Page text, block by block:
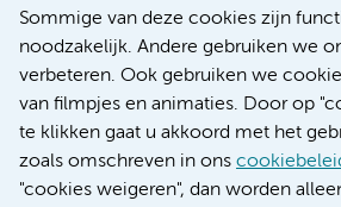
Sommige van deze cookies zijn
noodzakelijk. Andere gebruiken we
verbeteren. Ook gebruiken we
van filmpjes en animaties. Door op
te klikken gaat u akkoord met het
zoals omschreven in ons
"cookies weigeren", dan worden
Nieuws
Research
Educatie locatie AMC
Educatie locatie VUmc